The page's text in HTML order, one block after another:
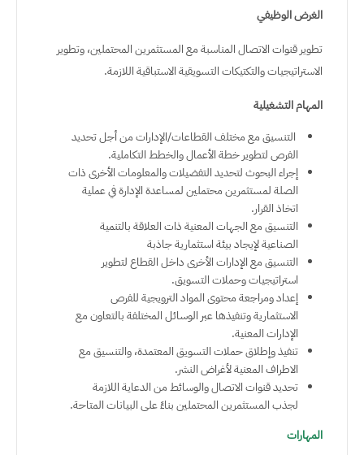
الغرض الوظيفي
تطوير قنوات الاتصال المناسبة مع المستثمرين المحتملين، وتطوير
الاستراتيجيات والتكتيكات التسويقية الاستباقية اللازمة.
المهام التشغيلية
التنسيق مع مختلف القطاعات/الإدارات من أجل تحديد
الفرص لتطوير خطة الأعمال والخطط التكاملية.
إجراء البحوث لتحديد التفضيلات والمعلومات الأخرى ذات
الصلة لمستثمرين محتملين لمساعدة الإدارة في عملية
اتخاذ القرار.
التنسيق مع الجهات المعنية ذات العلاقة بالتنمية
الصناعية لإيجاد بيئة استثمارية جاذبة
التنسيق مع الإدارات الأخرى داخل القطاع لتطوير
استراتيجيات وحملات التسويق.
إعداد ومراجعة محتوى المواد الترويجية للفرص
الاستثمارية وتنفيذها عبر الوسائل المختلفة بالتعاون مع
الإدارات المعنية.
تنفيذ وإطلاق حملات التسويق المعتمدة، والتنسيق مع
الاطراف المعنية لأغراض النشر.
تحديد قنوات الاتصال والوسائط من الدعاية اللازمة
لجذب المستثمرين المحتملين بناءً على البيانات المتاحة.
المهارات